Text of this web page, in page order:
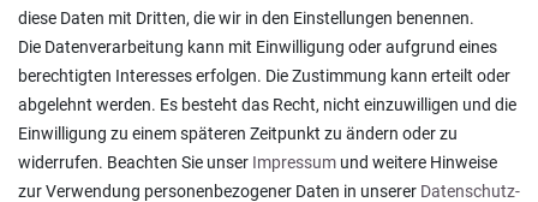
Ein einfach toller Service - prompte Lieferung und
sogar mit Pflegehinweis!
Datum der Veröffentlichung: 05.08.2026
Datum der Kauferfahrung: 29.07.2026
diese Daten mit Dritten, die wir in den Einstellungen benennen.
Die Datenverarbeitung kann mit Einwilligung oder aufgrund eines
berechtigten Interesses erfolgen. Die Zustimmung kann erteilt oder
abgelehnt werden. Es besteht das Recht, nicht einzuwilligen und die
Einwilligung zu einem späteren Zeitpunkt zu ändern oder zu
widerrufen. Beachten Sie unser Impressum und weitere Hinweise
zur Verwendung personenbezogener Daten in unserer Daten­schutz­